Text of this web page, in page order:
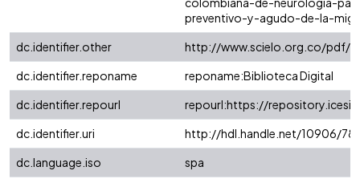
preventivo-y-agudo-de-la-
dc.identifier.other
http://www.scielo.org.co/pdf/
dc.identifier.reponame
reponame:Biblioteca Digital
dc.identifier.repourl
repourl:https://
dc.identifier.uri
http://hdl.handle.net/10906/
dc.language.iso
spa